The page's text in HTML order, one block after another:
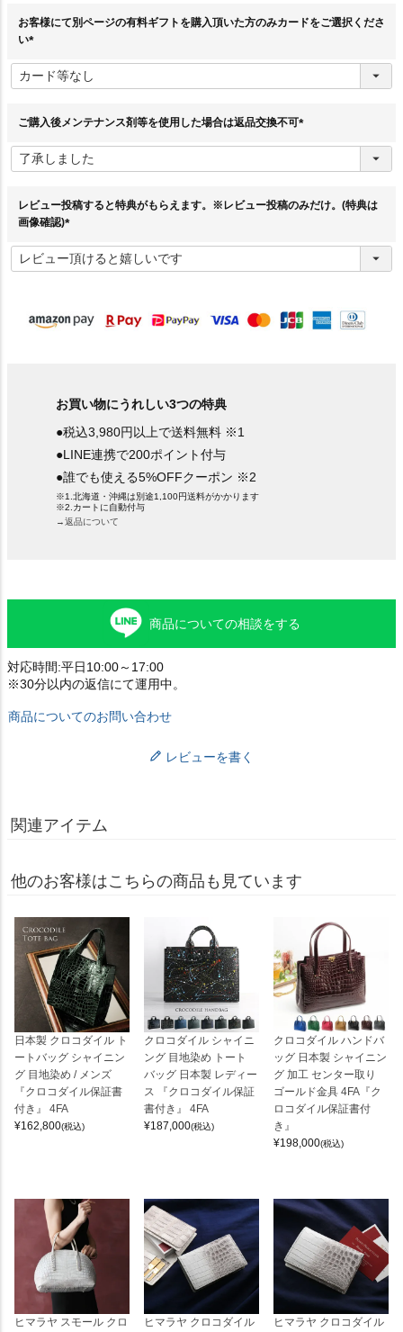
お客様にて別ページの有料ギフトを購入頂いた方のみカードをご選択くださ
い
必
須
ご購入後メンテナンス剤等を使用した場合は返品交換不可
須
レビュー投稿すると特典がもらえます。※レビュー投稿のみだけ。(特典は
画像確認)
必
須
お買い物にうれしい3つの特典
●税込3,980円以上で送料無料 ※1
●LINE連携で200ポイント付与
●誰でも使える5%OFFクーポン ※2
※1.北海道・沖縄は別途1,100円送料がかかります
※2.カートに自動付与
→返品について
商品についての相談をする
対応時間:平日10:00～17:00
※30分以内の返信にて運用中。
商品についてのお問い合わせ
レビューを書く
関連アイテム
他のお客様はこちらの商品も見ています
日本製 クロコダイル ト
ートバッグ シャイニン
グ 目地染め / メンズ
『クロコダイル保証書
付き』 4FA
¥162,800(税込)
クロコダイル シャイニ
ング 目地染め トート
バッグ 日本製 レディー
ス 『クロコダイル保証
書付き』 4FA
¥187,000(税込)
クロコダイル ハンドバ
ッグ 日本製 シャイニン
グ 加工 センター取り
ゴールド金具 4FA『ク
ロコダイル保証書付
き』
¥198,000(税込)
ヒマラヤ スモール クロ ヒマラヤ クロコダイル ヒマラヤ クロコダイル